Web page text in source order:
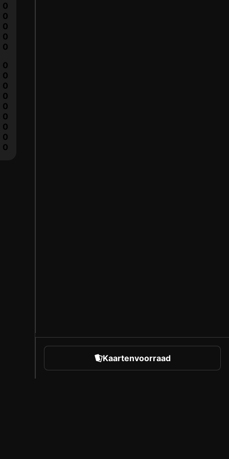
0
0
0
0
0
0
0
0
0
0
0
0
0
0
Kaartenvoorraad